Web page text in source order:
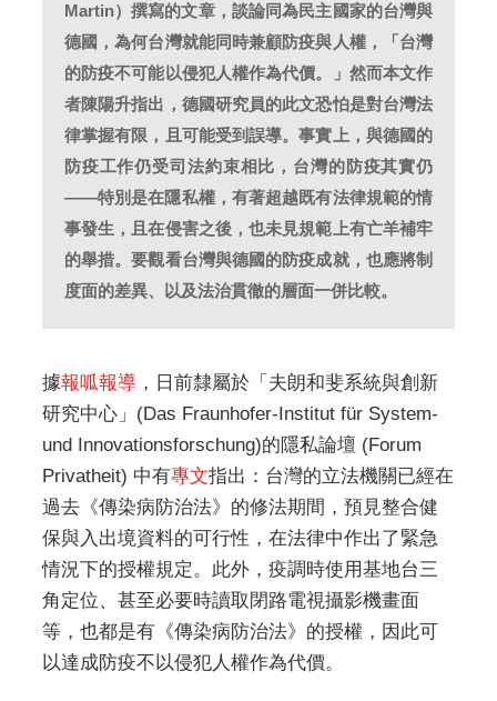
Martin）撰寫的文章，談論同為民主國家的台灣與
德國，為何台灣就能同時兼顧防疫與人權，「台灣
的防疫不可能以侵犯人權作為代價。」然而本文作
者陳陽升指出，德國研究員的此文恐怕是對台灣法
律掌握有限，且可能受到誤導。事實上，與德國的
防疫工作仍受司法約束相比，台灣的防疫其實仍
——特別是在隱私權，有著超越既有法律規範的情
事發生，且在侵害之後，也未見規範上有亡羊補牢
的舉措。要觀看台灣與德國的防疫成就，也應將制
度面的差異、以及法治貫徹的層面一併比較。
據報呱報導，日前隸屬於「夫朗和斐系統與創新
研究中心」(Das Fraunhofer-Institut für System-
und Innovationsforschung)的隱私論壇 (Forum
Privatheit) 中有專文指出：台灣的立法機關已經在
過去《傳染病防治法》的修法期間，預見整合健
保與入出境資料的可行性，在法律中作出了緊急
情況下的授權規定。此外，疫調時使用基地台三
角定位、甚至必要時讀取閉路電視攝影機畫面
等，也都是有《傳染病防治法》的授權，因此可
以達成防疫不以侵犯人權作為代價。